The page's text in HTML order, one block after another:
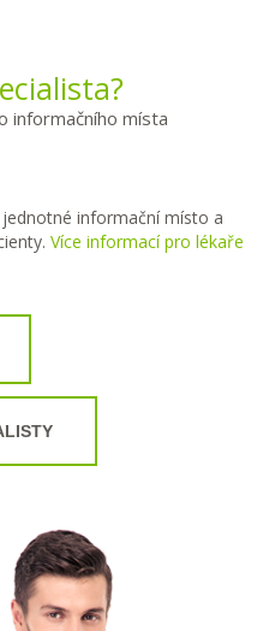
informačního místa
informační místo a
Více informací pro lékaře